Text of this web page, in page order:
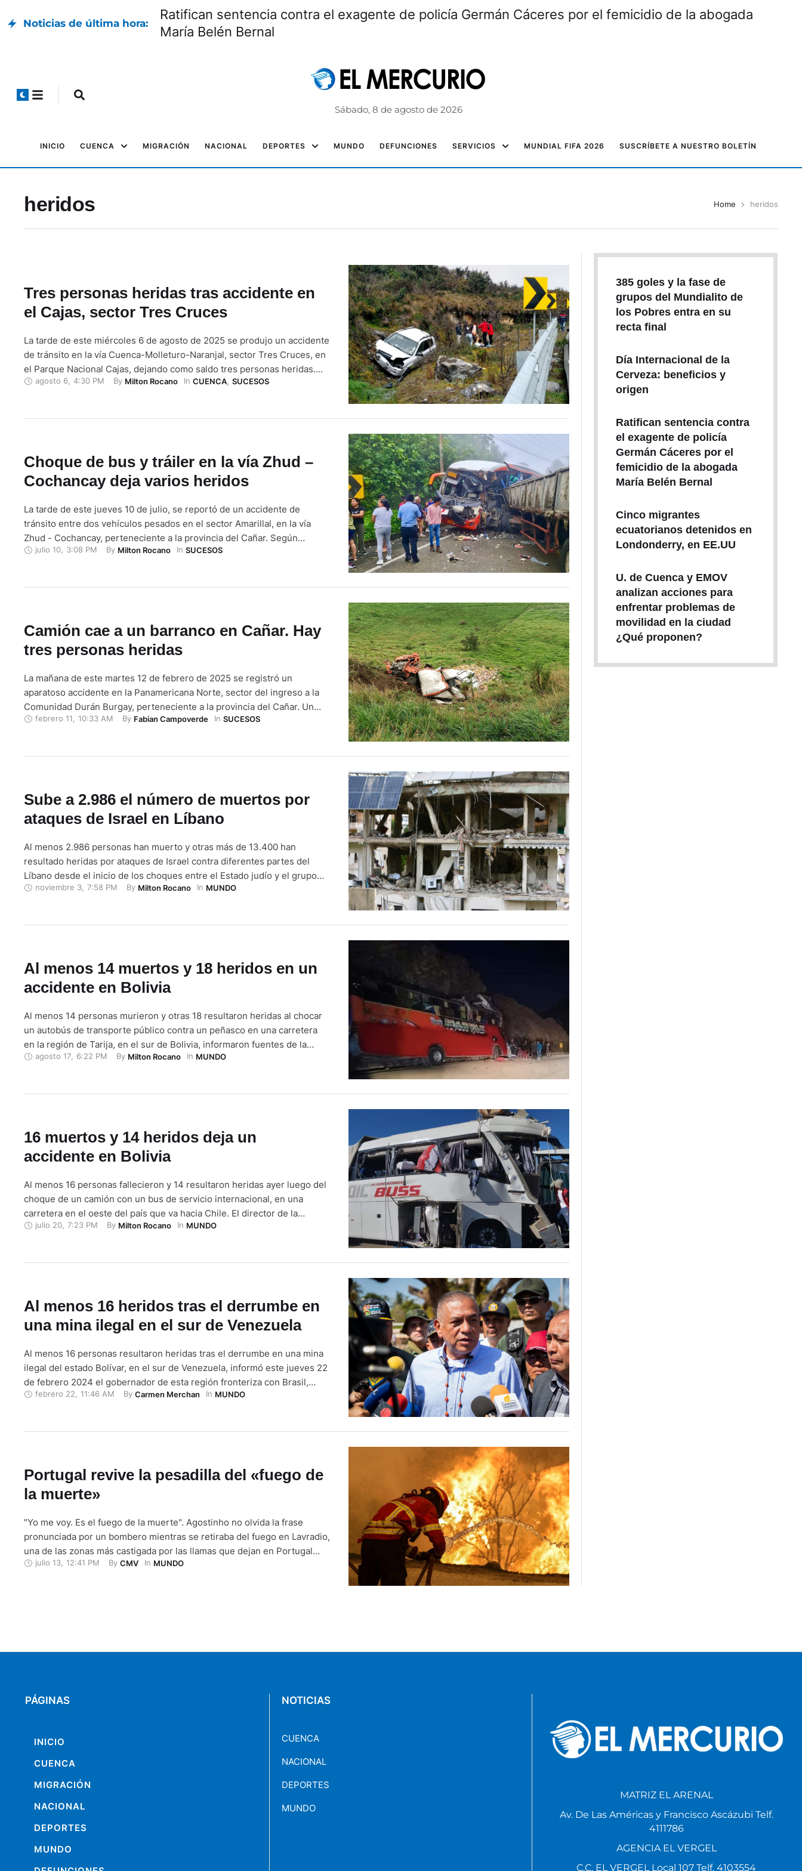
Noticias de última hora:
Ratifican sentencia contra el exagente de policía Germán Cáceres por el femicidio de la abogada
María Belén Bernal
Sábado, 8 de agosto de 2026
INICIO CUENCA MIGRACIÓN NACIONAL DEPORTES MUNDO DEFUNCIONES SERVICIOS MUNDIAL FIFA 2026 SUSCRÍBETE A NUESTRO BOLETÍN
heridos Home heridos
Tres personas heridas tras accidente en
el Cajas, sector Tres Cruces
La tarde de este miércoles 6 de agosto de 2025 se produjo un accidente
de tránsito en la vía Cuenca-Molleturo-Naranjal, sector Tres Cruces, en
el Parque Nacional Cajas, dejando como saldo tres personas heridas.
Según reporte de los organismos de socorro, un vehículo Tucson color
agosto 6 4:30 PM By Milton Rocano In CUENCA, SUCESOS
Choque de bus y tráiler en la vía Zhud –
Cochancay deja varios heridos
La tarde de este jueves 10 de julio, se reportó de un accidente de
tránsito entre dos vehículos pesados en el sector Amarillal, en la vía
Zhud - Cochancay, perteneciente a la provincia del Cañar. Según
reportes en redes sociales, el accidente se dio entre un bus de la
julio 10 3:08 PM By Milton Rocano In SUCESOS
Camión cae a un barranco en Cañar. Hay
tres personas heridas
La mañana de este martes 12 de febrero de 2025 se registró un
aparatoso accidente en la Panamericana Norte, sector del ingreso a la
Comunidad Durán Burgay, perteneciente a la provincia del Cañar. Un
camión que transportaba víveres, por una falla mecánica, se quedó sin
febrero 11 10:33 AM By Fabian Campoverde In SUCESOS
Sube a 2.986 el número de muertos por
ataques de Israel en Líbano
Al menos 2.986 personas han muerto y otras más de 13.400 han
resultado heridas por ataques de Israel contra diferentes partes del
Líbano desde el inicio de los choques entre el Estado judío y el grupo
chií Hizbulá el 8 de octubre de 2023, un día después del estallido de la
noviembre 3 7:58 PM By Milton Rocano In MUNDO
Al menos 14 muertos y 18 heridos en un
accidente en Bolivia
Al menos 14 personas murieron y otras 18 resultaron heridas al chocar
un autobús de transporte público contra un peñasco en una carretera
en la región de Tarija, en el sur de Bolivia, informaron fuentes de la
Policía Boliviana. El accidente ocurrió el viernes en la noche, en la
agosto 17, 6:22 PM By Milton Rocano In MUNDO
16 muertos y 14 heridos deja un
accidente en Bolivia
Al menos 16 personas fallecieron y 14 resultaron heridas ayer luego del
choque de un camión con un bus de servicio internacional, en una
carretera en el oeste del país que va hacia Chile. El director de la
División de Accidentes del Organismo Operativo de Tránsito de La Paz,
julio 20, 7:23 PM By Milton Rocano In MUNDO
Al menos 16 heridos tras el derrumbe en
una mina ilegal en el sur de Venezuela
Al menos 16 personas resultaron heridas tras el derrumbe en una mina
ilegal del estado Bolívar, en el sur de Venezuela, informó este jueves 22
de febrero 2024 el gobernador de esta región fronteriza con Brasil,
Ángel Marcano, con lo que se eleva el número de lesionados, que hasta
febrero 22, 11:46 AM By Carmen Merchan In MUNDO
Portugal revive la pesadilla del «fuego de
la muerte»
"Yo me voy. Es el fuego de la muerte". Agostinho no olvida la frase
pronunciada por un bombero mientras se retiraba del fuego en Lavradio,
una de las zonas más castigada por las llamas que dejan en Portugal
cerca de 700 evacuados y miles de hectáreas quemadas. Lavradio y
julio 13, 12:41 PM By CMV In MUNDO
385 goles y la fase de
grupos del Mundialito de
los Pobres entra en su
recta final
Día Internacional de la
Cerveza: beneficios y
origen
Ratifican sentencia contra
el exagente de policía
Germán Cáceres por el
femicidio de la abogada
María Belén Bernal
Cinco migrantes
ecuatorianos detenidos en
Londonderry, en EE.UU
U. de Cuenca y EMOV
analizan acciones para
enfrentar problemas de
movilidad en la ciudad
¿Qué proponen?
PÁGINAS
INICIO
CUENCA
MIGRACIÓN
NACIONAL
DEPORTES
MUNDO
NOTICIAS
CUENCA
NACIONAL
DEPORTES
MUNDO
MATRIZ EL ARENAL
Av. De Las Américas y Francisco Ascázubi Telf.
4111786
AGENCIA EL VERGEL
C.C. EL VERGEL Local 107 Telf. 4103554